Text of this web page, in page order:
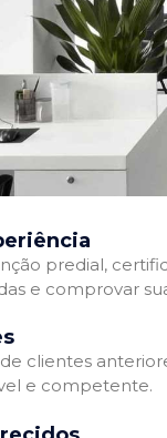
predial,
e comprovar
clientes
e competente.